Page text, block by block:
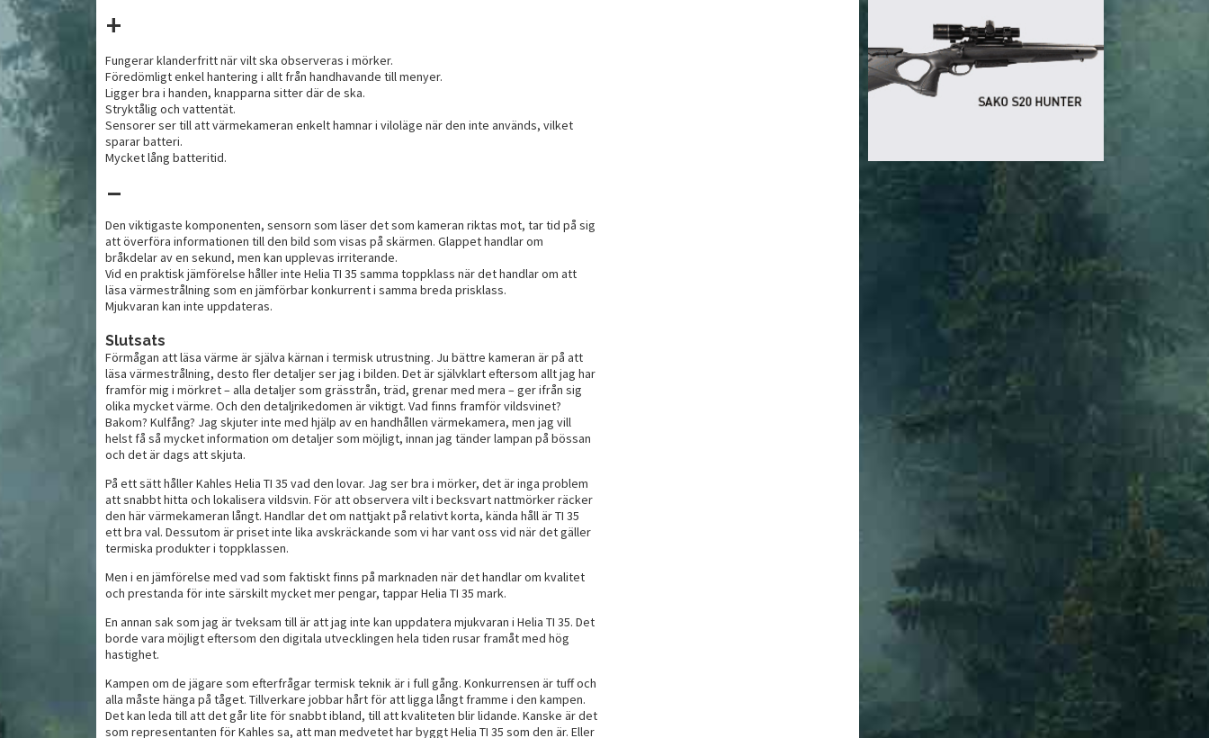
+
Fungerar klanderfritt när vilt ska observeras i mörker.
Föredömligt enkel hantering i allt från handhavande till menyer.
Ligger bra i handen, knapparna sitter där de ska.
Stryktålig och vattentät.
Sensorer ser till att värmekameran enkelt hamnar i viloläge när den inte används, vilket
sparar batteri.
Mycket lång batteritid.
-
Den viktigaste komponenten, sensorn som läser det som kameran riktas mot, tar tid på sig
att överföra informationen till den bild som visas på skärmen. Glappet handlar om
bråkdelar av en sekund, men kan upplevas irriterande.
Vid en praktisk jämförelse håller inte Helia TI 35 samma toppklass när det handlar om att
läsa värmestrålning som en jämförbar konkurrent i samma breda prisklass.
Mjukvaran kan inte uppdateras.
Slutsats
Förmågan att läsa värme är själva kärnan i termisk utrustning. Ju bättre kameran är på att
läsa värmestrålning, desto fler detaljer ser jag i bilden. Det är självklart eftersom allt jag har
framför mig i mörkret – alla detaljer som grässtrån, träd, grenar med mera – ger ifrån sig
olika mycket värme. Och den detaljrikedomen är viktigt. Vad finns framför vildsvinet?
Bakom? Kulfång? Jag skjuter inte med hjälp av en handhållen värmekamera, men jag vill
helst få så mycket information om detaljer som möjligt, innan jag tänder lampan på bössan
och det är dags att skjuta.
På ett sätt håller Kahles Helia TI 35 vad den lovar. Jag ser bra i mörker, det är inga problem
att snabbt hitta och lokalisera vildsvin. För att observera vilt i becksvart nattmörker räcker
den här värmekameran långt. Handlar det om nattjakt på relativt korta, kända håll är TI 35
ett bra val. Dessutom är priset inte lika avskräckande som vi har vant oss vid när det gäller
termiska produkter i toppklassen.
Men i en jämförelse med vad som faktiskt finns på marknaden när det handlar om kvalitet
och prestanda för inte särskilt mycket mer pengar, tappar Helia TI 35 mark.
En annan sak som jag är tveksam till är att jag inte kan uppdatera mjukvaran i Helia TI 35. Det
borde vara möjligt eftersom den digitala utvecklingen hela tiden rusar framåt med hög
hastighet.
Kampen om de jägare som efterfrågar termisk teknik är i full gång. Konkurrensen är tuff och
alla måste hänga på tåget. Tillverkare jobbar hårt för att ligga långt framme i den kampen.
Det kan leda till att det går lite för snabbt ibland, till att kvaliteten blir lidande. Kanske är det
som representanten för Kahles sa, att man medvetet har byggt Helia TI 35 som den är. Eller